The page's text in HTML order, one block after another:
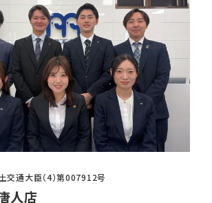
交通大臣（4）第007912号
人店